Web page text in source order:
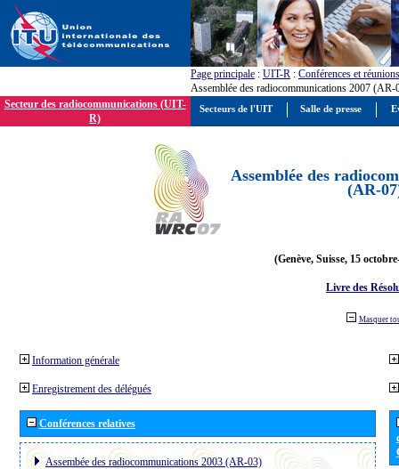
Page principale : UIT-R : Conférences et réunions
Assemblée des radiocommunications 2007 (AR-
Secteur des radiocommunications (UIT-
R)
Assemblée des
(AR-
(Genève, Suisse, 15
Livre des
Masquer
Information générale
Enregistrement des délégués
Conférences relatives
Assembée des radiocommunications 2003 (AR-03)
Secteurs de l'UIT Salle de presse